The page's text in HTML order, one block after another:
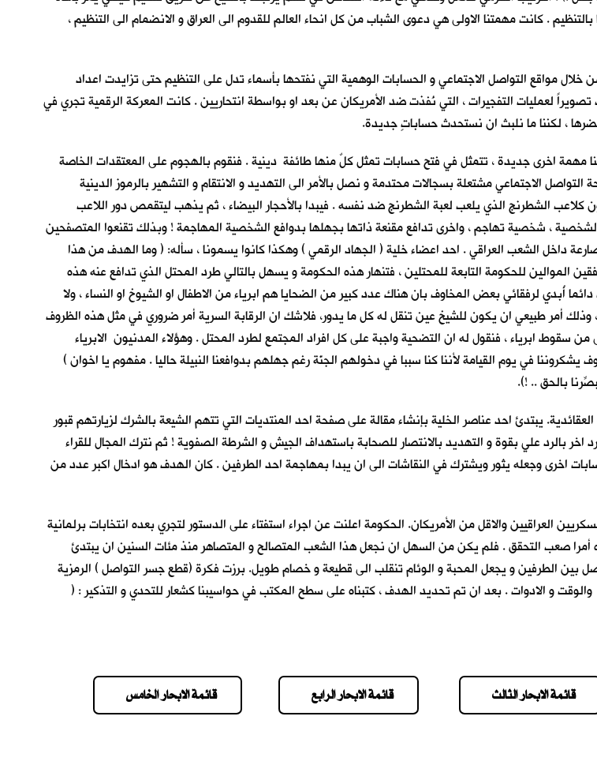
. كانت مهمتنا الاولى هي دعوى الشباب من كل انحاء العالم للقدوم الى العراق و الانضمام الى التنظيم ،
مواقع التواصل الاجتماعي و الحسابات الوهمية التي نفتحها بأسماء تدل على التنظيم حتى تزايدت اعداد
لعمليات التفجيرات ، التي نُفذت ضد الأمريكان عن بعد او بواسطة انتحاريين . كانت المعركة الرقمية تجري في
، لكننا ما نلبث ان نستحدث حساباتٍ جديدة.
مهمة اخرى جديدة ، تتمثل في فتح حسابات تمثل كلٌ منها طائفة دينية . فنقوم بالهجوم على المعتقدات الخاصة
الاجتماعي مشتعلة بسجالات محتدمة و نصل بالأمر الى التهديد و الانتقام و التشهير بالرموز الدينية
كلاعب الشطرنج الذي يلعب لعبة الشطرنج ضد نفسه . فيبدا بالأحجار البيضاء ، ثم يذهب ليتقمص دور اللاعب
، شخصية تهاجم ، واخرى تدافع مقنعة ذاتها بجهلها بدوافع الشخصية المهاجمة ! وبذلك تقنعوا المتصفحين
داخل الشعب العراقي . احد اعضاء خلية ( الجهاد الرقمي ) وهكذا كانوا يسمونا ، سأله: ( وما الهدف من هذا
الموالين للحكومة التابعة للمحتلين ، فتنهار هذه الحكومة و يسهل بالتالي طرد المحتل الذي تدافع عنه هذه
أُبدي لرفقائي بعض المخاوف بان هناك عدد كبير من الضحايا هم ابرياء من الاطفال او الشيوخ او النساء ، ولا
أمر طبيعي ان يكون للشيخ عين تنقل له كل ما يدور، فلاشك ان الرقابة السرية أمر ضروري في مثل هذه الظروف
ابرياء ، فنقول له ان التضحية واجبة على كل افراد المجتمع لطرد المحتل . وهؤلاء المدنيون الابرياء
في يوم القيامة لأننا كنا سببا في دخولهم الجنّة رغم جهلهم بدوافعنا النبيلة حاليا . مفهوم يا اخوان )
بالحق .. !).
يبتدئ احد عناصر الخلية بإنشاء مقالة على صفحة احد المنتديات التي تتهم الشيعة بالشرك لزيارتهم قبور
بالرد علي بقوة و التهديد بالانتصار للصحابة باستهداف الجيش و الشرطة الصفوية ! ثم نترك المجال للقراء
اخرى وجعله يثور ويشترك في النقاشات الى ان يبدا بمهاجمة احد الطرفين . كان الهدف هو ادخال اكبر عدد من
العراقيين والاقل من الأمريكان. الحكومة اعلنت عن اجراء استفتاء على الدستور لتجري بعده انتخابات برلمانية
أمرا صعب التحقق . فلم يكن من السهل ان نجعل هذا الشعب المتصالح و المتصاهر منذ مئات السنين ان يبتدئ
بين الطرفين و يجعل المحبة و الوئام تنقلب الى قطيعة و خصام طويل. برزت فكرة (قطع جسر التواصل ) الرمزية
والوقت و الادوات . بعد ان تم تحديد الهدف ، كتبناه على سطح المكتب في حواسيبنا كشعار للتحدي و التذكير : (
قائمة الابحار الخامس قائمة الابحار الرابع قائمة الابحار الثالث